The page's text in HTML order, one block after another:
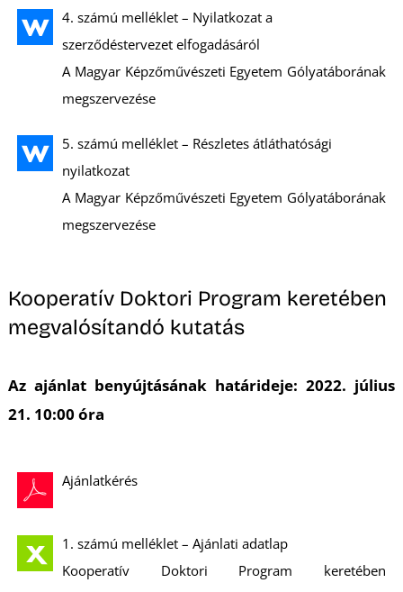
4. számú melléklet – Nyilatkozat a
szerződéstervezet elfogadásáról
A Magyar Képzőművészeti Egyetem Gólyatáborának
megszervezése
5. számú melléklet – Részletes átláthatósági
nyilatkozat
A Magyar Képzőművészeti Egyetem Gólyatáborának
megszervezése
Kooperatív Doktori Program keretében
megvalósítandó kutatás
Az ajánlat benyújtásának határideje: 2022. július
21. 10:00 óra
Ajánlatkérés
1. számú melléklet – Ajánlati adatlap
Kooperatív Doktori Program keretében